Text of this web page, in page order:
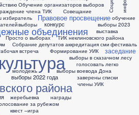
объединения
члена ТИК
избиратель
Обучение организаторов выборов
Правовое просвещение
Просто о выборах
встреча
Собрание депутатов
Совещание
района
ТИК неклиновского района
Формирование УИК
аккредитация сми
выборы
выборы 2022 года
выборы 2023
выборы в сказачном лесу
выборы воевода Дона
выставка
за рубежом
голосовать легко
жеребьевка
заверены списки
заседание
квест –игра
конкурс
молодежь
награды
обучение
фестиваль
члены УИК